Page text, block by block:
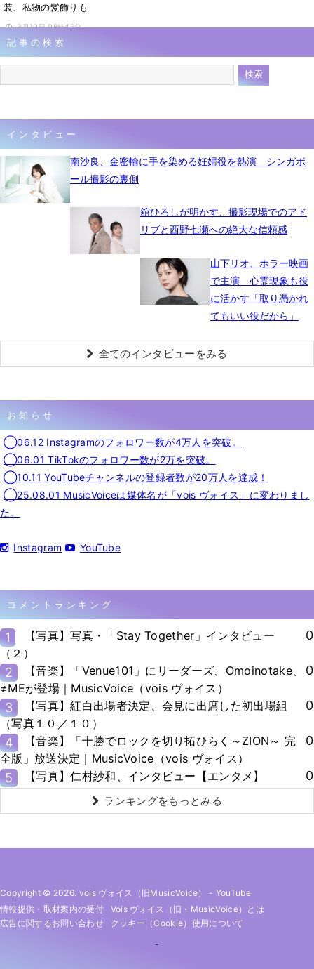
装、私物の髪飾りも
3月10日 08時46分
記事の検索
インタビュー
南沙良、金密輸に手を染める妊婦役を熱演 シンガポ
ール撮影の裏側
舘ひろしが明かす、撮影現場でのアド
リブと西野七瀬への絶大な信頼感
山下リオ、ホラー映画
で主演 心霊現象も役
に活かす「取り憑かれ
てもいい役だから」
全てのインタビューをみる
お知らせ
◯06.12 Instagramのフォロワー数が4万人を突破。
◯06.01 TikTokのフォロワー数が2万を突破。
◯10.11 YouTubeチャンネルの登録者数が20万人を達成！
◯25.08.01 MusicVoiceは媒体名が「vois ヴォイス」に変わりまし
た。
Instagram YouTube
コメントランキング
1
【写真】写真・「Stay Together」インタビュー
（２）
0
2
【音楽】「Venue101」にリーダーズ、Omoinotake、
≠MEが登場｜MusicVoice（vois ヴォイス）
0
3
【写真】紅白出場者決定、会見に出席した初出場組
（写真１０／１０）
0
4
【音楽】「十勝でロックを切り拓ひらく～ZION～ 完
全版」放送決定｜MusicVoice（vois ヴォイス）
0
5 【写真】仁村紗和、インタビュー【エンタメ】 0
ランキングをもっとみる
Copyright © 2026. vois ヴォイス（旧MusicVoice） - YouTube
情報提供・取材案内の受付
Vois ヴォイス（旧・MusicVoice）とは
広告に関するお問い合わせ
クッキー（cookie）使用について
-